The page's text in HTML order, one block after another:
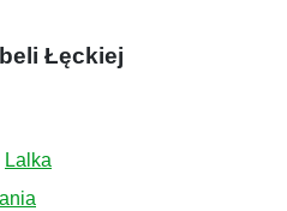
Łęckiej
Lalka